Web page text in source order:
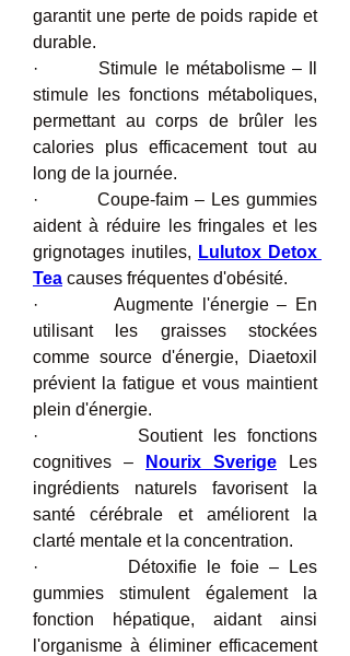
garantit une perte de poids rapide et
durable.
·         Stimule le métabolisme – Il
stimule les fonctions métaboliques,
permettant au corps de brûler les
calories plus efficacement tout au
long de la journée.
·         Coupe-faim – Les gummies
aident à réduire les fringales et les
grignotages inutiles, Lulutox Detox
Tea causes fréquentes d'obésité.
·         Augmente l'énergie – En
utilisant les graisses stockées
comme source d'énergie, Diaetoxil
prévient la fatigue et vous maintient
plein d'énergie.
·         Soutient les fonctions
cognitives –
Nourix Sverige Les
ingrédients naturels favorisent la
santé cérébrale et améliorent la
clarté mentale et la concentration.
·         Détoxifie le foie – Les
gummies stimulent également la
fonction hépatique, aidant ainsi
l'organisme à éliminer efficacement